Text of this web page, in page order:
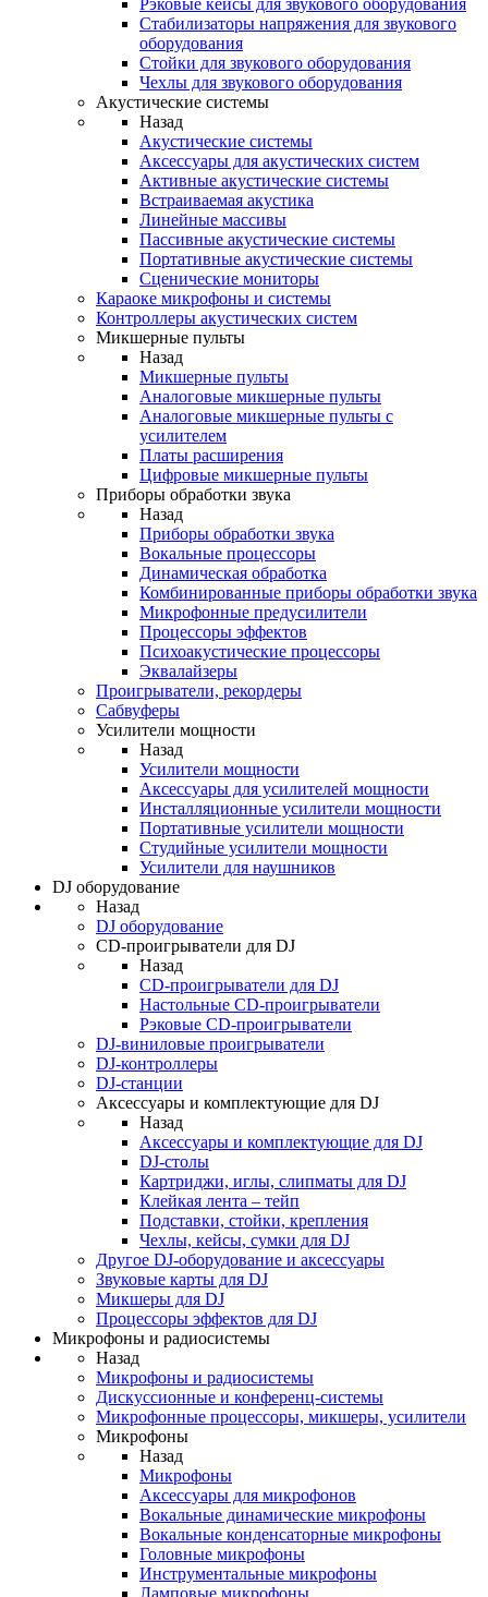
Рэковые кейсы для звукового оборудования
Стабилизаторы напряжения для звукового
оборудования
Стойки для звукового оборудования
Чехлы для звукового оборудования
Акустические системы
Назад
Акустические системы
Аксессуары для акустических систем
Активные акустические системы
Встраиваемая акустика
Линейные массивы
Пассивные акустические системы
Портативные акустические системы
Сценические мониторы
Караоке микрофоны и системы
Контроллеры акустических систем
Микшерные пульты
Назад
Микшерные пульты
Аналоговые микшерные пульты
Аналоговые микшерные пульты с
усилителем
Платы расширения
Цифровые микшерные пульты
Приборы обработки звука
Назад
Приборы обработки звука
Вокальные процессоры
Динамическая обработка
Комбинированные приборы обработки звука
Микрофонные предусилители
Процессоры эффектов
Психоакустические процессоры
Эквалайзеры
Проигрыватели, рекордеры
Сабвуферы
Усилители мощности
Назад
Усилители мощности
Аксессуары для усилителей мощности
Инсталляционные усилители мощности
Портативные усилители мощности
Студийные усилители мощности
Усилители для наушников
DJ оборудование
Назад
DJ оборудование
CD-проигрыватели для DJ
Назад
CD-проигрыватели для DJ
Настольные CD-проигрыватели
Рэковые CD-проигрыватели
DJ-виниловые проигрыватели
DJ-контроллеры
DJ-станции
Аксессуары и комплектующие для DJ
Назад
Аксессуары и комплектующие для DJ
DJ-столы
Картриджи, иглы, слипматы для DJ
Клейкая лента – тейп
Подставки, стойки, крепления
Чехлы, кейсы, сумки для DJ
Другое DJ-оборудование и аксессуары
Звуковые карты для DJ
Микшеры для DJ
Процессоры эффектов для DJ
Микрофоны и радиосистемы
Назад
Микрофоны и радиосистемы
Дискуссионные и конференц-системы
Микрофонные процессоры, микшеры, усилители
Микрофоны
Назад
Микрофоны
Аксессуары для микрофонов
Вокальные динамические микрофоны
Вокальные конденсаторные микрофоны
Головные микрофоны
Инструментальные микрофоны
Ламповые микрофоны